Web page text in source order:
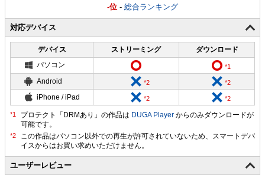
-
- 総合ランキング
対応デバイス
デバイス ストリーミング
ダウンロード
パソコン
Android
iPhone / iPad
プロテクト「DRMあり」の作品は DUGA Player からのみダウンロードが
可能です。
ユーザーレビュー